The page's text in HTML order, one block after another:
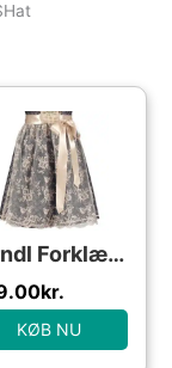
Dirndl Forklæde Champagne
kr.
KØB NU